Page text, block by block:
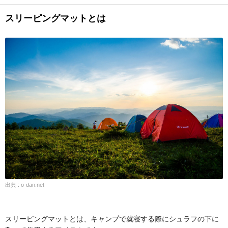
スリーピングマットとは
出典 : o-dan.net
スリーピングマットとは、キャンプで就寝する際にシュラフの下に